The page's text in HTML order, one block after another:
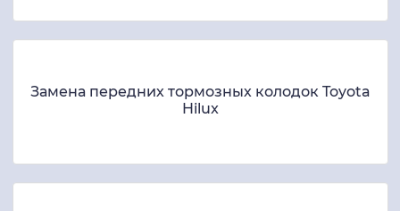
Замена передних тормозных колодок Toyota
Hilux